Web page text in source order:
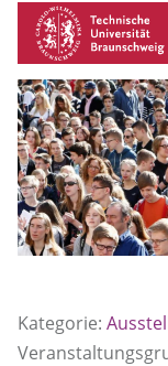
Kategorie: